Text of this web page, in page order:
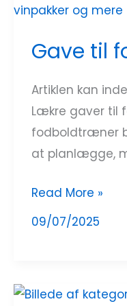
Gave til
Artiklen kan
Lækre gaver til
fodboldtræner
at planlægge,
fodboldtræner
Read More »
09/07/2025
Gaven